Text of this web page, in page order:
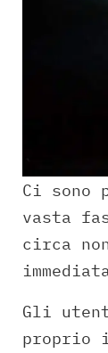
Ci sono
vasta
circa
Gli
proprio